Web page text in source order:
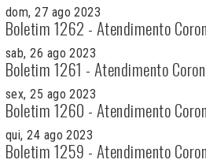
dom, 27 ago 2023
Boletim 1262 - Atendimento
sab, 26 ago 2023
Boletim 1261 - Atendimento
sex, 25 ago 2023
Boletim 1260 - Atendimento
qui, 24 ago 2023
Boletim 1259 - Atendimento